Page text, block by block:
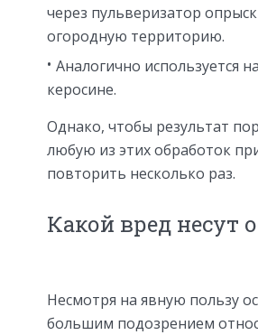
через пульверизатор
огородную территорию.
Аналогично используется
керосине.
Однако, чтобы результат
любую из этих обработок
повторить несколько раз.
Какой вред несут
Несмотря на явную пользу
большим подозрением